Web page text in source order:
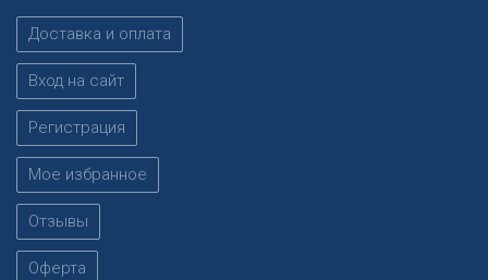
Доставка и оплата
Вход на сайт
Регистрация
Мое избранное
Отзывы
Оферта